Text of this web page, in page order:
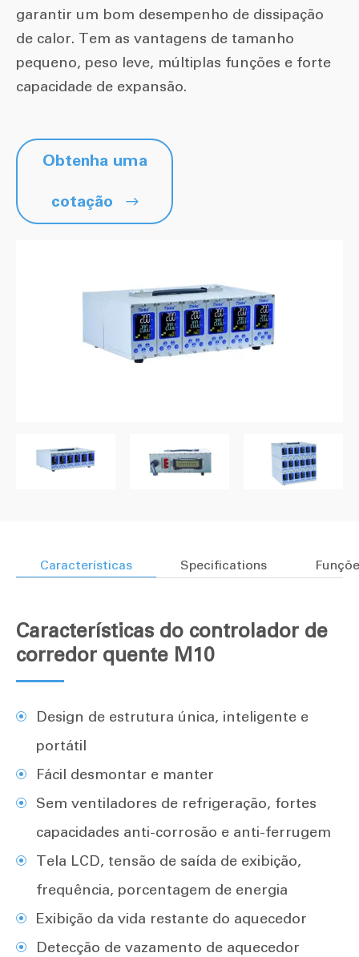
garantir um bom desempenho de dissipação
de calor. Tem as vantagens de tamanho
pequeno, peso leve, múltiplas funções e forte
capacidade de expansão.
Obtenha uma
cotação 
Características Specifications
Características do controlador de
corredor quente M10
Design de estrutura única, inteligente e
portátil
Fácil desmontar e manter
Sem ventiladores de refrigeração, fortes
capacidades anti-corrosão e anti-ferrugem
Tela LCD, tensão de saída de exibição,
frequência, porcentagem de energia
Exibição da vida restante do aquecedor
Detecção de vazamento de aquecedor